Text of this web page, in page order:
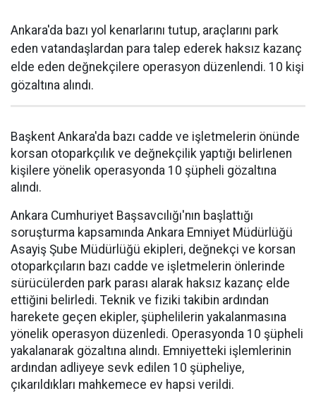
Ankara'da bazı yol kenarlarını tutup, araçlarını park
eden vatandaşlardan para talep ederek haksız kazanç
elde eden değnekçilere operasyon düzenlendi. 10 kişi
gözaltına alındı.
Başkent Ankara'da bazı cadde ve işletmelerin önünde
korsan otoparkçılık ve değnekçilik yaptığı belirlenen
kişilere yönelik operasyonda 10 şüpheli gözaltına
alındı.
Ankara Cumhuriyet Başsavcılığı'nın başlattığı
soruşturma kapsamında Ankara Emniyet Müdürlüğü
Asayiş Şube Müdürlüğü ekipleri, değnekçi ve korsan
otoparkçıların bazı cadde ve işletmelerin önlerinde
sürücülerden park parası alarak haksız kazanç elde
ettiğini belirledi. Teknik ve fiziki takibin ardından
harekete geçen ekipler, şüphelilerin yakalanmasına
yönelik operasyon düzenledi. Operasyonda 10 şüpheli
yakalanarak gözaltına alındı. Emniyetteki işlemlerinin
ardından adliyeye sevk edilen 10 şüpheliye,
çıkarıldıkları mahkemece ev hapsi verildi.